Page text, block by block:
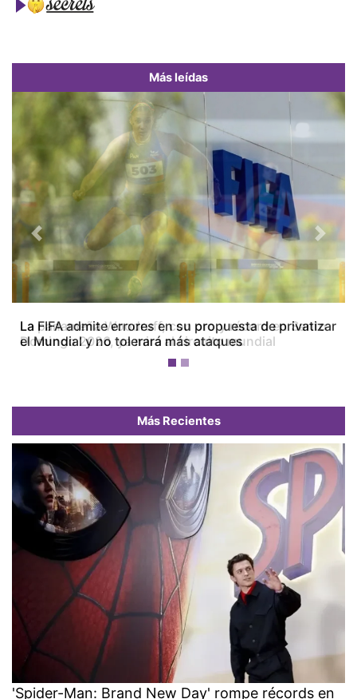
Más leídas
La FIFA admite errores en su propuesta de privatizar
el Mundial y no tolerará más ataques
Previous Next
Más Recientes
'Spider-Man: Brand New Day' rompe récords en